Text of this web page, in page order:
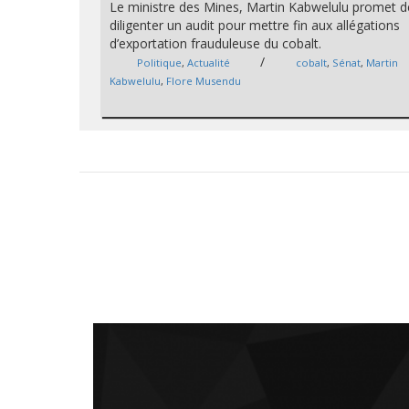
Le ministre des Mines, Martin Kabwelulu promet
diligenter un audit pour mettre fin aux allégations
d’exportation frauduleuse du cobalt.
Politique,Actualité / cobalt, Sénat, Martin
Kabwelulu, Flore Musendu